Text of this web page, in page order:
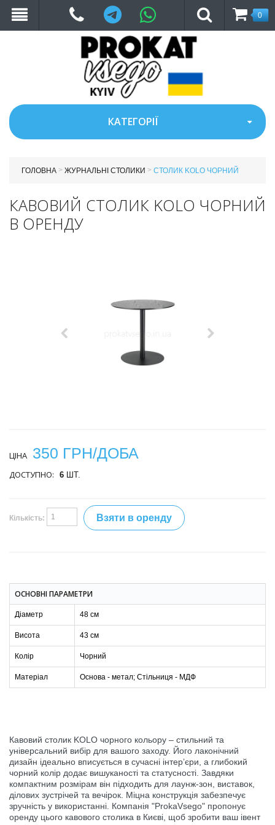
Telegram
0
КАТЕГОРІЇ
ГОЛОВНА > ЖУРНАЛЬНІ СТОЛИКИ > СТОЛИК KOLO ЧОРНИЙ
КАВОВИЙ СТОЛИК KOLO ЧОРНИЙ
В ОРЕНДУ
ЦІНА 350 ГРН/ДОБА
ДОСТУПНО: 6 ШТ.
Кількість: Взяти в оренду
ОСНОВНІ ПАРАМЕТРИ
Діаметр 48 см
Висота 43 см
Колір Чорний
Матеріал Основа - метал; Стільниця - МДФ
Кавовий столик KOLO чорного кольору – стильний та
універсальний вибір для вашого заходу. Його лаконічний
дизайн ідеально вписується в сучасні інтер’єри, а глибокий
чорний колір додає вишуканості та статусності. Завдяки
компактним розмірам він підходить для лаунж-зон, виставок,
ділових зустрічей та вечірок. Міцна конструкція забезпечує
зручність у використанні. Компанія "ProkaVsego" пропонує
оренду цього кавового столика в Києві, щоб зробити ваш івент